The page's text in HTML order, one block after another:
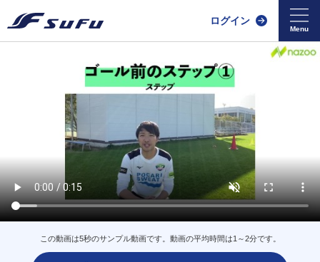
ログイン
この動画は5秒のサンプル動画です。動画の平均時間は1～2分です。